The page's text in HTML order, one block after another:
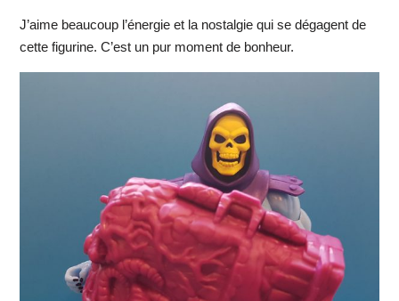
J’aime beaucoup l’énergie et la nostalgie qui se dégagent de
cette figurine. C’est un pur moment de bonheur.